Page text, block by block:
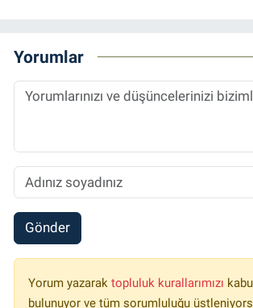
Yorumlar
Gönder
Yorum yazarak topluluk kurallarımızı
bulunuyor ve tüm sorumluluğu